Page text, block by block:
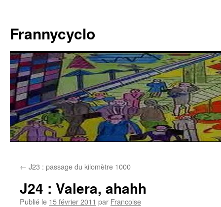
contenu
Frannycyclo
← J23 : passage du kilomètre 1000
J24 : Valera, ahahh
Publié le 15 février 2011 par Francoise